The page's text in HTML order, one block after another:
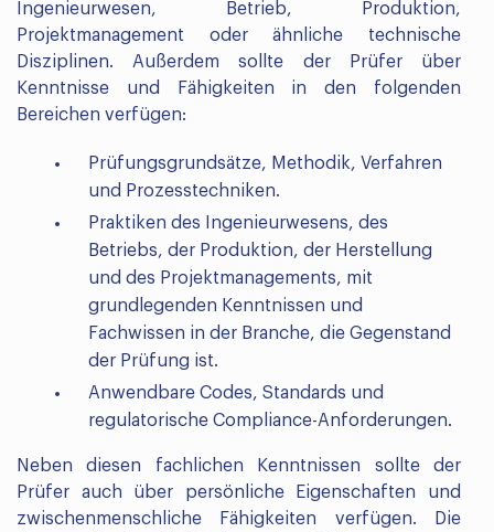
Ingenieurwesen, Betrieb, Produktion,
Projektmanagement oder ähnliche technische
Disziplinen. Außerdem sollte der Prüfer über
Kenntnisse und Fähigkeiten in den folgenden
Bereichen verfügen:
Prüfungsgrundsätze, Methodik, Verfahren
und Prozesstechniken.
Praktiken des Ingenieurwesens, des
Betriebs, der Produktion, der Herstellung
und des Projektmanagements, mit
grundlegenden Kenntnissen und
Fachwissen in der Branche, die Gegenstand
der Prüfung ist.
Anwendbare Codes, Standards und
regulatorische Compliance-Anforderungen.
Neben diesen fachlichen Kenntnissen sollte der
Prüfer auch über persönliche Eigenschaften und
zwischenmenschliche Fähigkeiten verfügen. Die